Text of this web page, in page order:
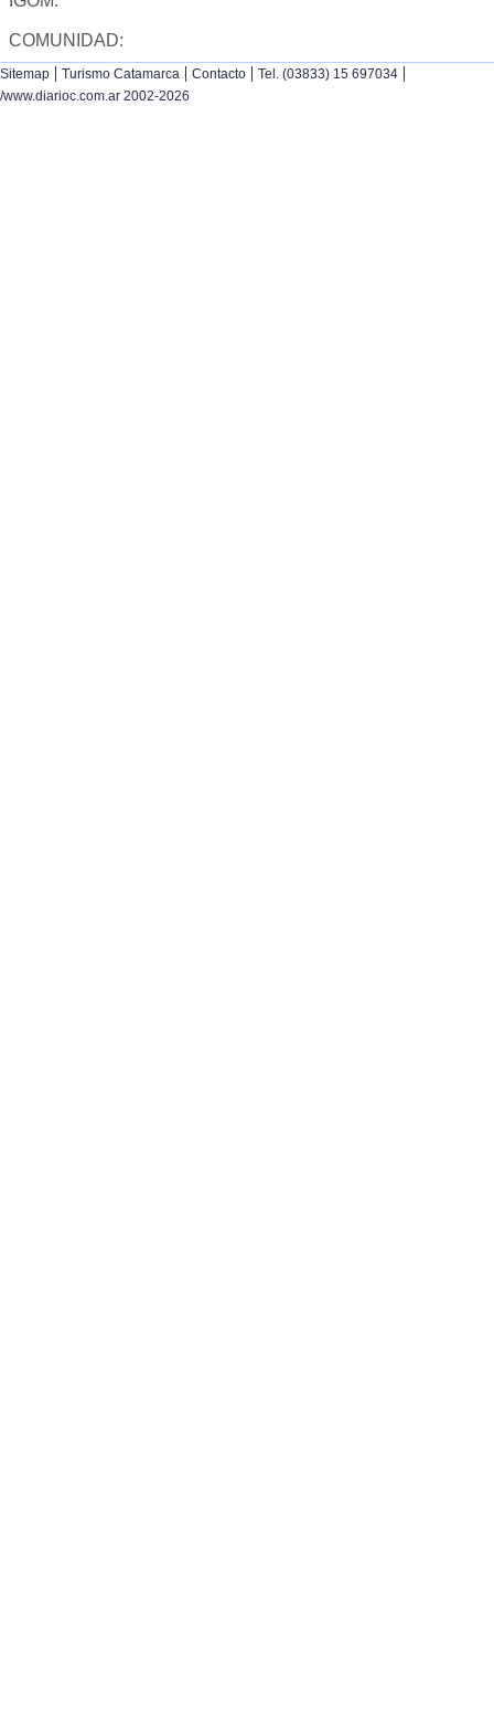
COMUNIDAD:
Sitemap | Turismo Catamarca | Contacto | Tel. (03833) 15 697034 |
/www.diarioc.com.ar 2002-2026